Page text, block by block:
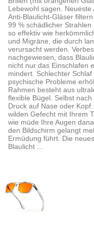
Lebewohl sagen.
Anti-Blaulicht-Gläser
99 % schädlicher
so effektiv wie
und Migräne, die durch
verursacht werden.
nachgewiesen, dass
nicht nur das Einschlafen
mindert. Schlechter
psychische Probleme
Rahmen besteht aus
flexible Bügel. Selbst
Druck auf Nase oder
wilden Gefecht mit Ihrem
wie müde Ihre Augen
den Bildschirm gelangt
Ermüdung führt. Die
Blaulicht ...